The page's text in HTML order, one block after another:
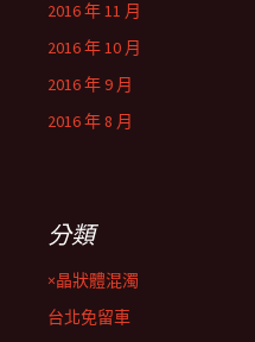
2016 年 11 月
2016 年 10 月
2016 年 9 月
2016 年 8 月
分類
×晶狀體混濁
台北免留車